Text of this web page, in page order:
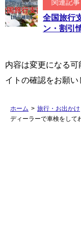
関連記事
全国旅行
ン・割引
内容は変更になる
イトの確認をお願い
ホーム > 旅行・お出かけ
ディーラーで車検をして